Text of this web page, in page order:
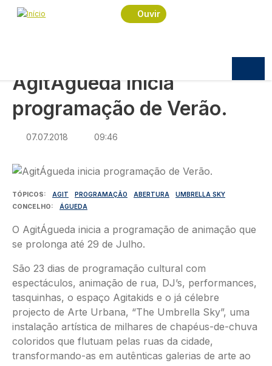
Passar para o conteúdo principal
Ouvir
Navegação estrutural
Início
Cultura
AgitÁgueda inicia programação de Verão.
AgitÁgueda inicia
programação de Verão.
07.07.2018 09:46
Imagem
TÓPICOS AGIT PROGRAMAÇÃO ABERTURA
UMBRELLA SKY
CONCELHO
ÁGUEDA
O AgitÁgueda inicia a programação de animação que
se prolonga até 29 de Julho.
São 23 dias de programação cultural com
espectáculos, animação de rua, DJ’s, performances,
tasquinhas, o espaço Agitakids e o já célebre
projecto de Arte Urbana, “The Umbrella Sky”, uma
instalação artística de milhares de chapéus-de-chuva
coloridos que flutuam pelas ruas da cidade,
transformando-as em autênticas galerias de arte ao